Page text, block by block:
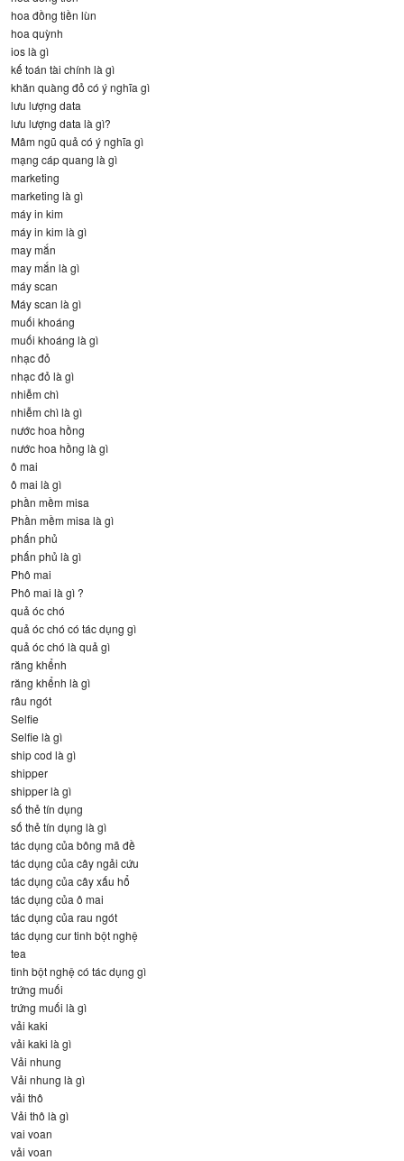
hoa đồng tiền lùn
hoa quỳnh
ios là gì
kế toán tài chính là gì
khăn quàng đỏ có ý nghĩa gì
lưu lượng data
lưu lượng data là gì?
Mâm ngũ quả có ý nghĩa gì
mạng cáp quang là gì
marketing
marketing là gì
máy in kim
máy in kim là gì
may mắn
may mắn là gì
máy scan
Máy scan là gì
muối khoáng
muối khoáng là gì
nhạc đỏ
nhạc đỏ là gì
nhiễm chì
nhiễm chì là gì
nước hoa hồng
nước hoa hồng là gì
ô mai
ô mai là gì
phần mềm misa
Phần mềm misa là gì
phấn phủ
phấn phủ là gì
Phô mai
Phô mai là gì ?
quả óc chó
quả óc chó có tác dụng gì
quả óc chó là quả gì
răng khểnh
răng khểnh là gì
râu ngót
Selfie
Selfie là gì
ship cod là gì
shipper
shipper là gì
số thẻ tín dụng
số thẻ tín dụng là gì
tác dụng của bông mã đề
tác dụng của cây ngải cứu
tác dụng của cây xấu hổ
tác dụng của ô mai
tác dụng của rau ngót
tác dụng cur tinh bột nghệ
tea
tinh bột nghệ có tác dụng gì
trứng muối
trứng muối là gì
vải kaki
vải kaki là gì
Vải nhung
Vải nhung là gì
vải thô
Vải thô là gì
vai voan
vải voan